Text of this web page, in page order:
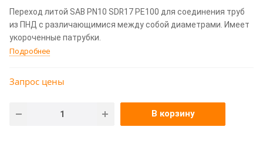
Переход литой SAB PN10 SDR17 PE100 для соединения труб
из ПНД с различающимися между собой диаметрами. Имеет
укороченные патрубки.
Подробнее
Запрос цены
В корзину